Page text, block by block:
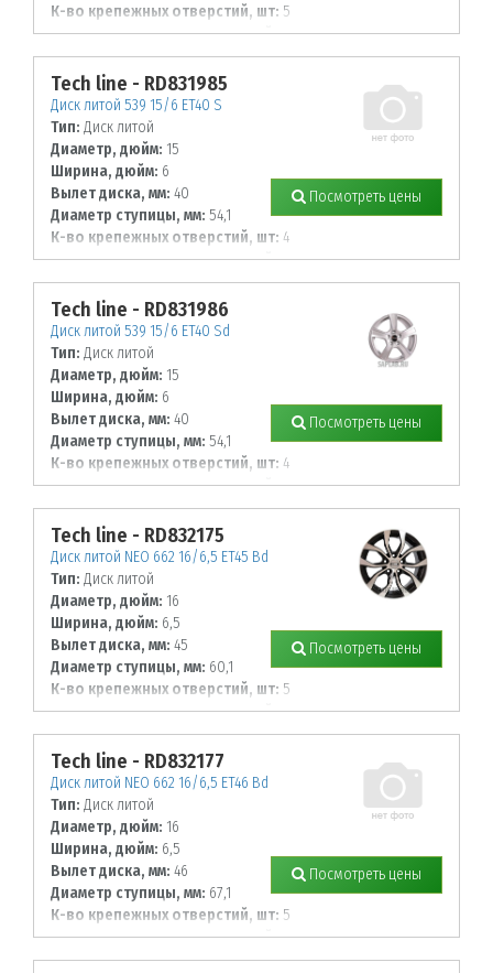
К-во крепежных отверстий, шт: 5
Диаметр располож. отверстий, мм:
114,3
Tech line - RD831985
Диск литой 539 15/6 ET40 S
Тип: Диск литой
Диаметр, дюйм: 15
Ширина, дюйм: 6
Вылет диска, мм: 40
Диаметр ступицы, мм: 54,1
К-во крепежных отверстий, шт: 4
Диаметр располож. отверстий, мм:
100
Посмотреть цены
Tech line - RD831986
Диск литой 539 15/6 ET40 Sd
Тип: Диск литой
Диаметр, дюйм: 15
Ширина, дюйм: 6
Вылет диска, мм: 40
Диаметр ступицы, мм: 54,1
К-во крепежных отверстий, шт: 4
Диаметр располож. отверстий, мм:
100
Посмотреть цены
Tech line - RD832175
Диск литой NEO 662 16/6,5 ET45 Bd
Тип: Диск литой
Диаметр, дюйм: 16
Ширина, дюйм: 6,5
Вылет диска, мм: 45
Диаметр ступицы, мм: 60,1
К-во крепежных отверстий, шт: 5
Диаметр располож. отверстий, мм:
114,3
Посмотреть цены
Tech line - RD832177
Диск литой NEO 662 16/6,5 ET46 Bd
Тип: Диск литой
Диаметр, дюйм: 16
Ширина, дюйм: 6,5
Вылет диска, мм: 46
Диаметр ступицы, мм: 67,1
К-во крепежных отверстий, шт: 5
Диаметр располож. отверстий, мм:
114,3
Посмотреть цены